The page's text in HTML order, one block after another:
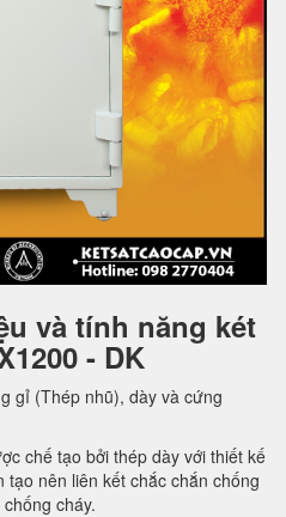
và tính năng két
- DK
gỉ (Thép nhũ), dày và cứng
chế tạo bởi thép dày với thiết kế
nên liên kết chắc chắn chống
cháy.